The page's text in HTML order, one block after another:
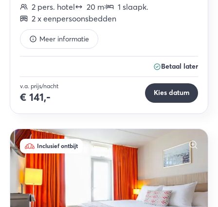
2 pers. hotel 20 m2 1 slaapk.
2 x eenpersoonsbedden
Meer informatie
Betaal later
v.a. prijs/nacht
€ 141,- Kies datum
Inclusief ontbijt